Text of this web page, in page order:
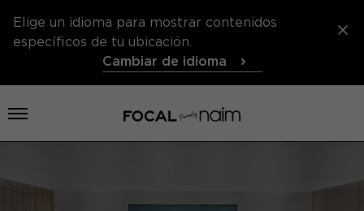
Elige un idioma para mostrar contenidos
específicos de tu ubicación.
Cambiar de idioma
Abrir menú